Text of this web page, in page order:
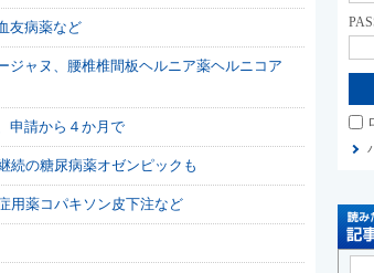
友病薬など
ャヌ、腰椎椎間板ヘルニア薬ヘルニコア
申請から４か月で
の糖尿病薬オゼンピックも
用薬コパキソン皮下注など